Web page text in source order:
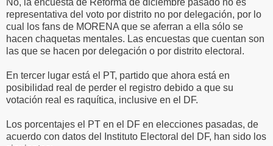
representativa del voto por distrito no por delegación, por lo
cual los fans de MORENA que se aferran a ella sólo se
hacen chaquetas mentales. Las encuestas que cuentan son
las que se hacen por delegación o por distrito electoral.
En tercer lugar está el PT, partido que ahora está en
posibilidad real de perder el registro debido a que su
votación real es raquítica, inclusive en el DF.
Los porcentajes el PT en el DF en elecciones pasadas, de
acuerdo con datos del Instituto Electoral del DF, han sido los